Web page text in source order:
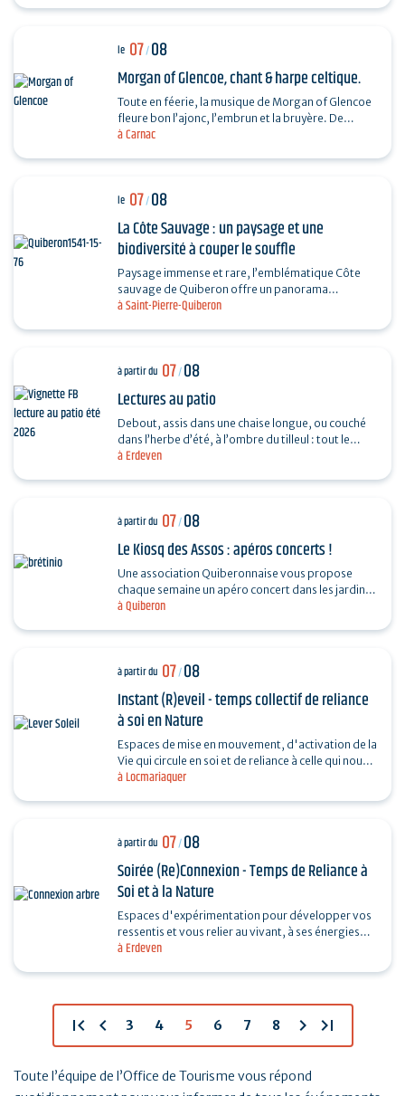
à Carnac
le 07/08
Morgan of Glencoe, chant & harpe celtique.
Toute en féerie, la musique de Morgan of Glencoe
fleure bon l’ajonc, l’embrun et la bruyère. De
compositions personnelles en airs traditionnels,
à Saint-Pierre-Quiberon
le 07/08
La Côte Sauvage : un paysage et une
biodiversité à couper le souffle
Paysage immense et rare, l’emblématique Côte
sauvage de Quiberon offre un panorama
majestueux entre falaises, dunes et océan. Partez
à Erdeven
à partir du 07/08
Lectures au patio
Debout, assis dans une chaise longue, ou couché
dans l’herbe d’été, à l’ombre du tilleul : tout le
monde est prêt à écouter les histoires…
à Quiberon
à partir du 07/08
Le Kiosq des Assos : apéros concerts !
Une association Quiberonnaise vous propose
chaque semaine un apéro concert dans les jardins
de Brétinio Une occasion de découvrir ou
à Locmariaquer
à partir du 07/08
Instant (R)eveil - temps collectif de reliance
à soi en Nature
Espaces de mise en mouvement, d'activation de la
Vie qui circule en soi et de reliance à celle qui nous
entoure. En pleine nature, au contact des…
à Erdeven
à partir du 07/08
Soirée (Re)Connexion - Temps de Reliance à
Soi et à la Nature
Espaces d'expérimentation pour développer vos
ressentis et vous relier au vivant, à ses énergies
first_page chevron_left 3 4 5 6 7 8 chevron_right last_page
Toute l’équipe de l’Office de Tourisme vous répond